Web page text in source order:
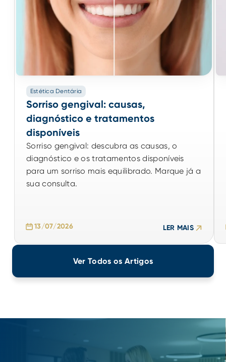
Estética Dentária
Sorriso gengival: causas,
diagnóstico e tratamentos
disponíveis
Sorriso gengival: descubra as causas, o
diagnóstico e os tratamentos disponíveis
para um sorriso mais equilibrado. Marque já a
sua consulta.
13/07/2026 LER MAIS
Estética Dentária
Sorriso gengival: causas,
diagnóstico e tratamentos
disponíveis
Sorriso gengival: descubra as causas, o
diagnóstico e os tratamentos disponíveis
para um sorriso mais equilibrado. Marque já a
sua consulta.
Ver Todos os Artigos